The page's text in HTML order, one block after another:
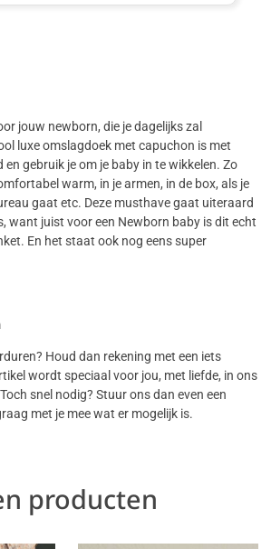
jouw newborn, die je dagelijks zal
luxe omslagdoek met capuchon is met
gebruik je om je baby in te wikkelen. Zo
warm, in je armen, in de box, als je
gaat etc. Deze musthave gaat uiteraard
want juist voor een Newborn baby is dit echt
En het staat ook nog eens super
Houd dan rekening met een iets
wordt speciaal voor jou, met liefde, in ons
snel nodig? Stuur ons dan even een
met je mee wat er mogelijk is.
producten